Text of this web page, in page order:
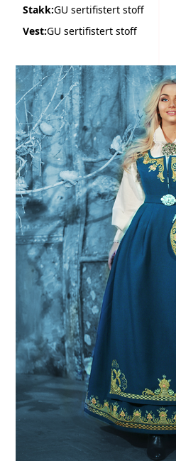
Stakk:GU sertifistert stoff
Vest:GU sertifistert stoff